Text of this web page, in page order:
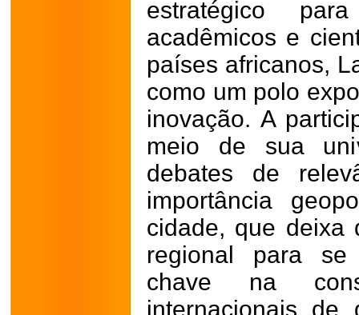
estratégico
acadêmicos e
países africanos,
como um polo
inovação. A
meio de sua
debates de
importância
cidade, que deixa
regional para se
chave na
internacionais de